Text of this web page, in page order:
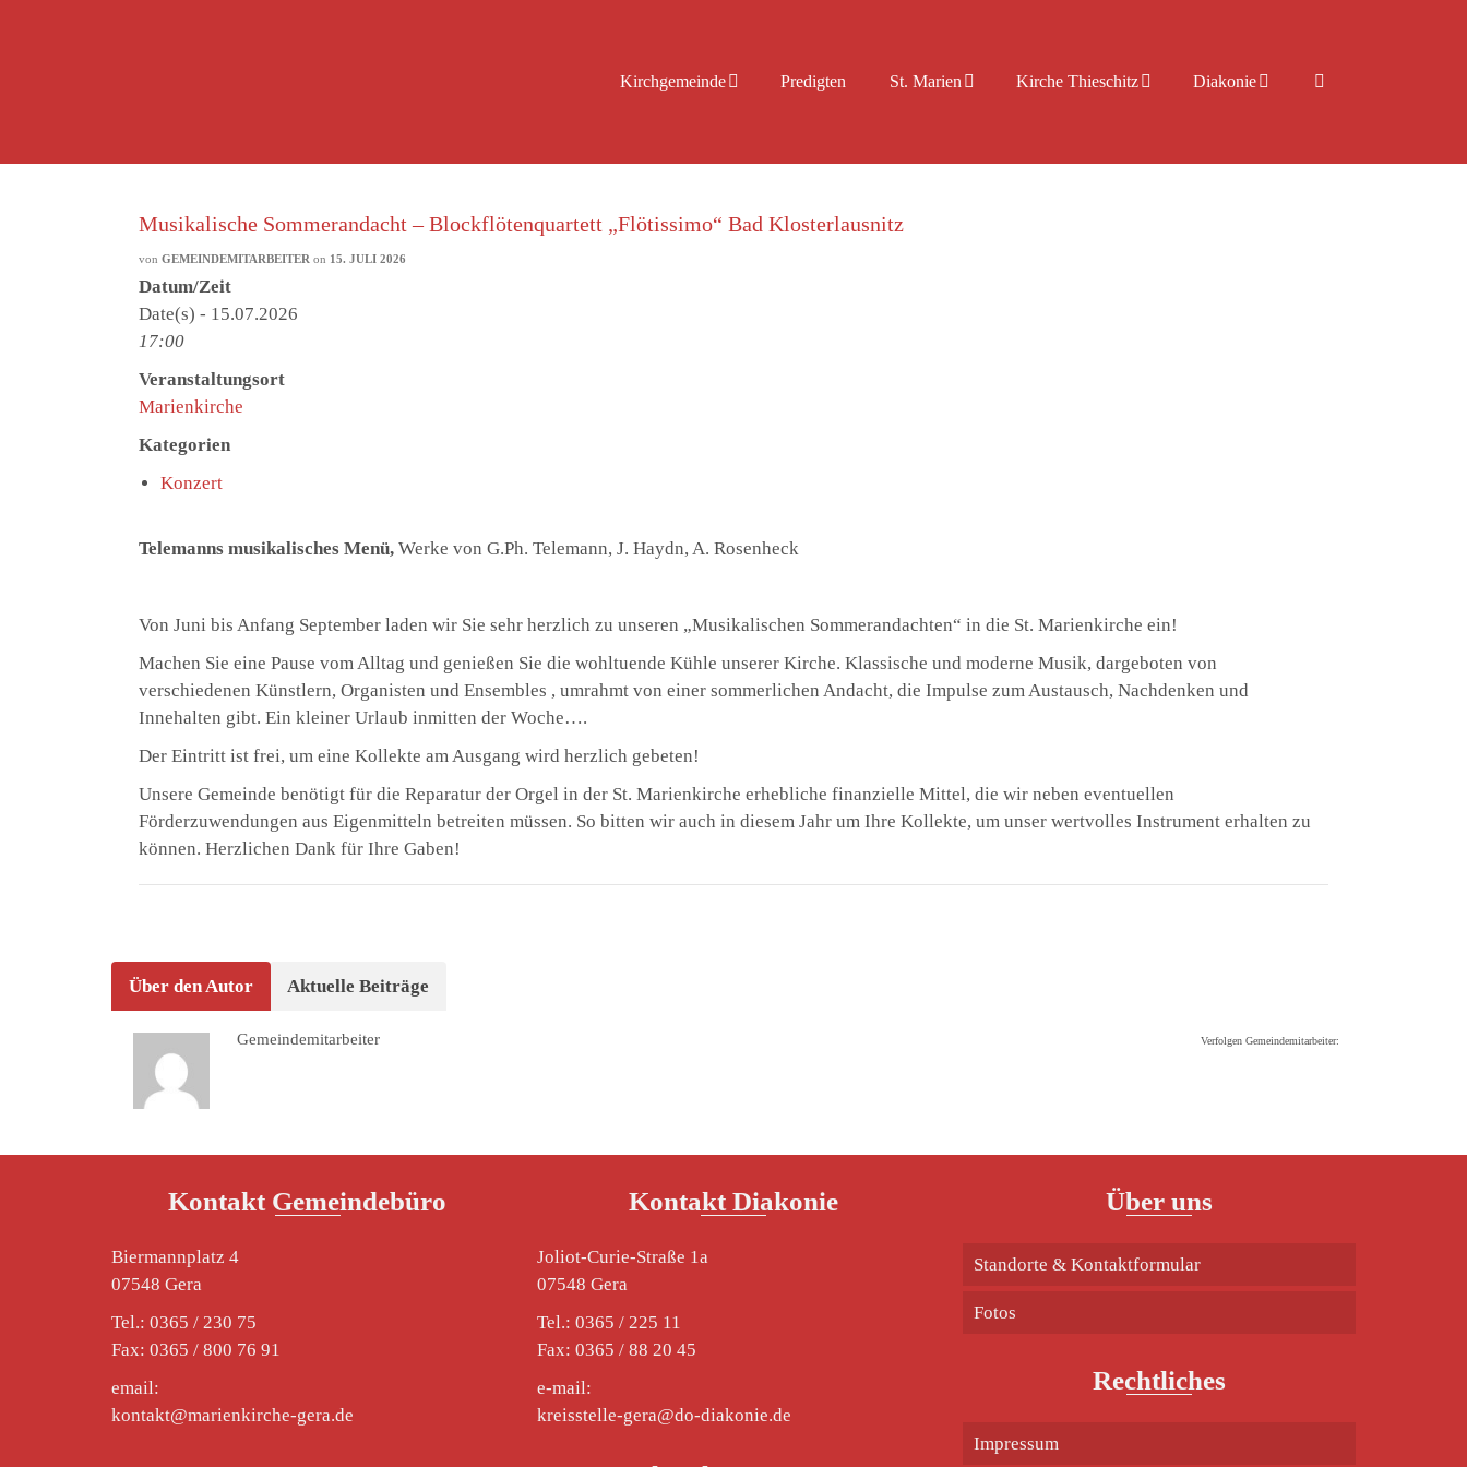
Kirchgemeinde Predigten St. Marien Kirche Thieschitz Diakonie
Musikalische Sommerandacht – Blockflötenquartett „Flötissimo“ Bad Klosterlausnitz
von GEMEINDEMITARBEITER on 15. JULI 2026
Datum/Zeit
Date(s) - 15.07.2026
17:00
Veranstaltungsort
Marienkirche
Kategorien
Konzert
Telemanns musikalisches Menü, Werke von G.Ph. Telemann, J. Haydn, A. Rosenheck
Von Juni bis Anfang September laden wir Sie sehr herzlich zu unseren „Musikalischen Sommerandachten“ in die St. Marienkirche ein!
Machen Sie eine Pause vom Alltag und genießen Sie die wohltuende Kühle unserer Kirche. Klassische und moderne Musik, dargeboten von
verschiedenen Künstlern, Organisten und Ensembles , umrahmt von einer sommerlichen Andacht, die Impulse zum Austausch, Nachdenken und
Innehalten gibt. Ein kleiner Urlaub inmitten der Woche….
Der Eintritt ist frei, um eine Kollekte am Ausgang wird herzlich gebeten!
Unsere Gemeinde benötigt für die Reparatur der Orgel in der St. Marienkirche erhebliche finanzielle Mittel, die wir neben eventuellen
Förderzuwendungen aus Eigenmitteln betreiten müssen. So bitten wir auch in diesem Jahr um Ihre Kollekte, um unser wertvolles Instrument erhalten zu
können. Herzlichen Dank für Ihre Gaben!
Über den Autor Aktuelle Beiträge
Verfolgen Gemeindemitarbeiter:
Gemeindemitarbeiter
Kontakt Gemeindebüro
Biermannplatz 4
07548 Gera
Tel.: 0365 / 230 75
Fax: 0365 / 800 76 91
email:
kontakt@marienkirche-gera.de
Kontakt Diakonie
Joliot-Curie-Straße 1a
07548 Gera
Tel.: 0365 / 225 11
Fax: 0365 / 88 20 45
e-mail:
kreisstelle-gera@do-diakonie.de
Über uns
Standorte & Kontaktformular
Fotos
Rechtliches
Impressum